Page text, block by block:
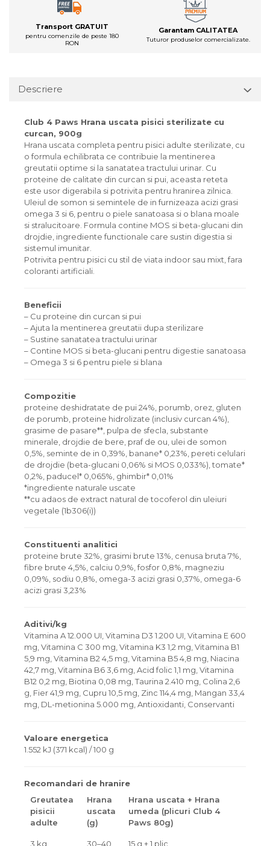
Transport GRATUIT
pentru comenzile de peste 180
RON
Garantam CALITATEA
Tuturor produselor comercializate.
Descriere
Club 4 Paws Hrana uscata pisici sterilizate cu
curcan, 900g
Hrana uscata completa pentru pisici adulte sterilizate, cu
o formula echilibrata ce contribuie la mentinerea
greutatii optime si la sanatatea tractului urinar. Cu
proteine de calitate din curcan si pui, aceasta reteta
este usor digerabila si potrivita pentru hranirea zilnica.
Uleiul de somon si semintele de in furnizeaza acizi grasi
omega 3 si 6, pentru o piele sanatoasa si o blana moale
si stralucitoare. Formula contine MOS si beta-glucani din
drojdie, ingrediente functionale care sustin digestia si
sistemul imunitar.
Potrivita pentru pisici cu stil de viata indoor sau mixt, fara
coloranti artificiali.
Beneficii
– Cu proteine din curcan si pui
– Ajuta la mentinerea greutatii dupa sterilizare
– Sustine sanatatea tractului urinar
– Contine MOS si beta-glucani pentru digestie sanatoasa
– Omega 3 si 6 pentru piele si blana
Compozitie
proteine deshidratate de pui 24%, porumb, orez, gluten
de porumb, proteine hidrolizate (inclusiv curcan 4%),
grasime de pasare**, pulpa de sfecla, substante
minerale, drojdie de bere, praf de ou, ulei de somon
0,5%, seminte de in 0,39%, banane* 0,23%, pereti celulari
de drojdie (beta-glucani 0,06% si MOS 0,033%), tomate*
0,2%, paducel* 0,065%, ghimbir* 0,01%
*ingrediente naturale uscate
**cu adaos de extract natural de tocoferol din uleiuri
vegetale (1b306(i))
Constituenti analitici
proteine brute 32%, grasimi brute 13%, cenusa bruta 7%,
fibre brute 4,5%, calciu 0,9%, fosfor 0,8%, magneziu
0,09%, sodiu 0,8%, omega-3 acizi grasi 0,37%, omega-6
acizi grasi 3,23%
Aditivi/kg
Vitamina A 12.000 UI, Vitamina D3 1.200 UI, Vitamina E 600
mg, Vitamina C 300 mg, Vitamina K3 1,2 mg, Vitamina B1
5,9 mg, Vitamina B2 4,5 mg, Vitamina B5 4,8 mg, Niacina
42,7 mg, Vitamina B6 3,6 mg, Acid folic 1,1 mg, Vitamina
B12 0,2 mg, Biotina 0,08 mg, Taurina 2.410 mg, Colina 2,6
g, Fier 41,9 mg, Cupru 10,5 mg, Zinc 114,4 mg, Mangan 33,4
mg, DL-metionina 5.000 mg, Antioxidanti, Conservanti
Valoare energetica
1.552 kJ (371 kcal) / 100 g
Recomandari de hranire
Greutatea
pisicii
adulte
Hrana
uscata
(g)
Hrana uscata + Hrana
umeda (plicuri Club 4
Paws 80g)
3 kg 30–40 15 g + 1 plic